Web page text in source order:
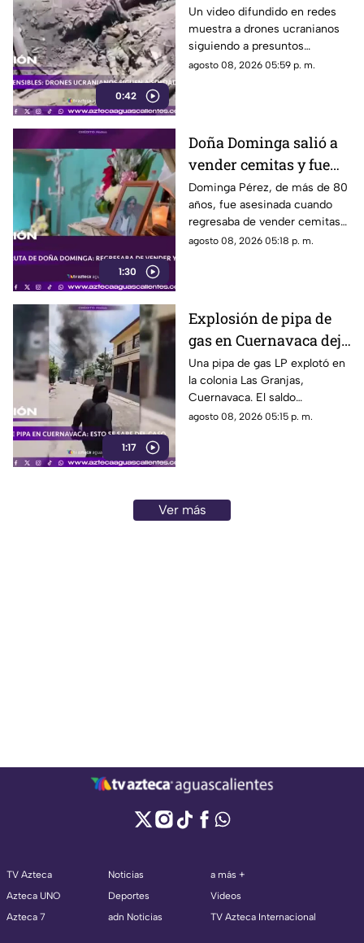
0:42
soldados rusos durante
varias horas
Un video difundido en redes
muestra a drones ucranianos
siguiendo a presuntos
soldados rusos antes de un
agosto 08, 2026 05:59 p. m.
1:30
Doña Dominga salió a
vender cemitas y fue
asesinada al regresar a
casa; así fue la agresión
(VIDEO)
Dominga Pérez, de más de 80
años, fue asesinada cuando
regresaba de vender cemitas
en Chachapa. La Fiscalía de
agosto 08, 2026 05:18 p. m.
1:17
Explosión de pipa de
gas en Cuernavaca deja
21 personas lesionadas
Una pipa de gas LP explotó en
la colonia Las Granjas,
Cuernavaca. El saldo
preliminar es de 21 lesionados
agosto 08, 2026 05:15 p. m.
Ver más
TV Azteca
Azteca UNO
Azteca 7
Noticias
Deportes
adn Noticias
a más +
Videos
TV Azteca Internacional